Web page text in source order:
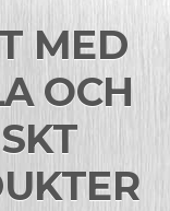
MED
OCH